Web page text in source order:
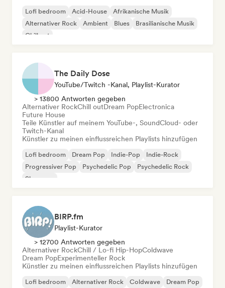
Lofi bedroom Acid-House
Afrikanische Musik
Alternativer Rock
Ambient Blues
Brasilianische Musik
Chill out
The Daily Dose
YouTube/Twitch -Kanal, Playlist-Kurator
> 13800 Antworten gegeben
Alternativer RockChill outDream PopElectronica
Future House
Teile Künstler auf meinem YouTube-, SoundCloud- oder
Twitch-Kanal
Künstler zu meinen einflussreichen Playlists hinzufügen
Lofi bedroom Dream Pop Indie-Pop
Indie-Rock
Progressiver Pop
Psychedelic Pop
Psychedelic Rock
Shoegaze
BIRP.fm
Playlist-Kurator
> 12700 Antworten gegeben
Alternativer RockChill / Lo-fi Hip-HopColdwave
Dream PopExperimenteller Rock
Künstler zu meinen einflussreichen Playlists hinzufügen
Lofi bedroom Alternativer Rock Coldwave Dream Pop